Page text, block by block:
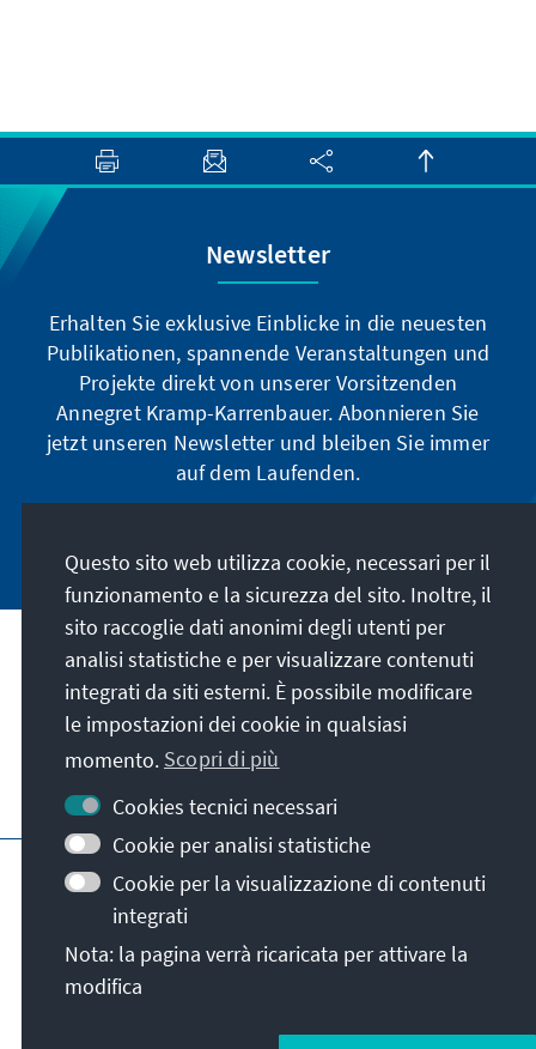
Newsletter
Erhalten Sie exklusive Einblicke in die neuesten
Publikationen, spannende Veranstaltungen und
Projekte direkt von unserer Vorsitzenden
Annegret Kramp-Karrenbauer. Abonnieren Sie
jetzt unseren Newsletter und bleiben Sie immer
auf dem Laufenden.
La nostra missione
Contatto
Altre offerte della fondazione
Colophon
Termini e condizioni
Erklärung zur Barrierefreiheit
Mappa del sito
© Konrad-Adenauer-Stiftung e.V. 2026
Questo sito web utilizza cookie, necessari per il
funzionamento e la sicurezza del sito. Inoltre, il
sito raccoglie dati anonimi degli utenti per
analisi statistiche e per visualizzare contenuti
integrati da siti esterni. È possibile modificare
le impostazioni dei cookie in qualsiasi
momento. Scopri di più
Cookies tecnici necessari
Cookie per analisi statistiche
Cookie per la visualizzazione di contenuti
integrati
Nota: la pagina verrà ricaricata per attivare la
modifica